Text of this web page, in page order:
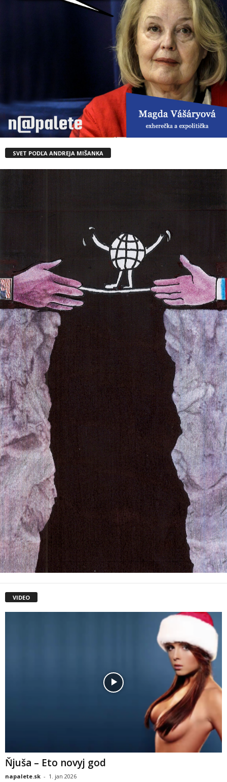
SVET PODĽA ANDREJA MIŠANKA
VIDEO
Ňjuša – Eto novyj god
napalete.sk - 1. jan 2026